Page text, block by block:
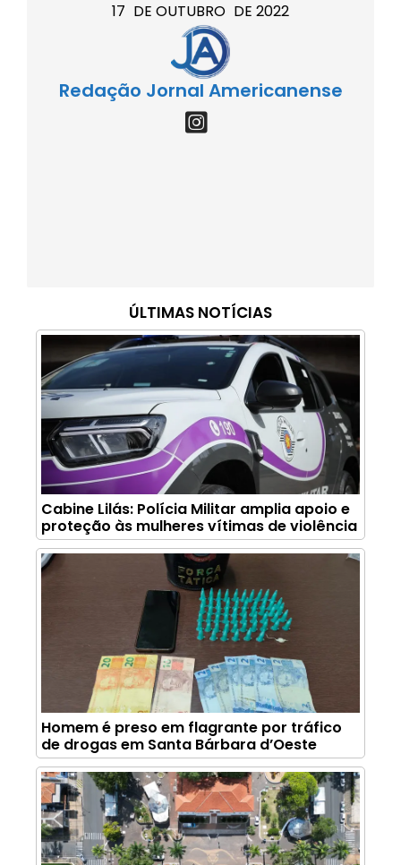
17 DE OUTUBRO DE 2022
Redação Jornal Americanense
ÚLTIMAS NOTÍCIAS
Cabine Lilás: Polícia Militar amplia apoio e
proteção às mulheres vítimas de violência
Homem é preso em flagrante por tráfico
de drogas em Santa Bárbara d’Oeste